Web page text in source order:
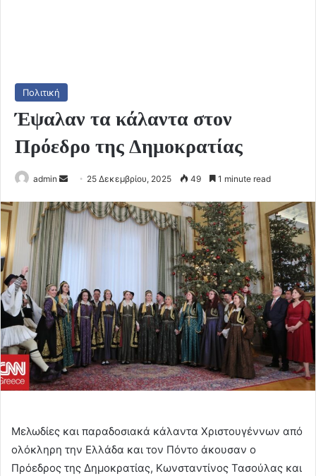
Πολιτική
Έψαλαν τα κάλαντα στον
Πρόεδρο της Δημοκρατίας
admin
Send
email
25 Δεκεμβρίου, 2025 49 1 minute read
Μελωδίες και παραδοσιακά κάλαντα Χριστουγέννων από
ολόκληρη την Ελλάδα και τον Πόντο άκουσαν ο
Πρόεδρος της Δημοκρατίας, Κωνσταντίνος Τασούλας και